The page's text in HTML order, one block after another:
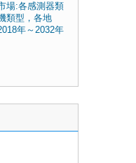
場:各感測器類
類型，各地
年～2032年